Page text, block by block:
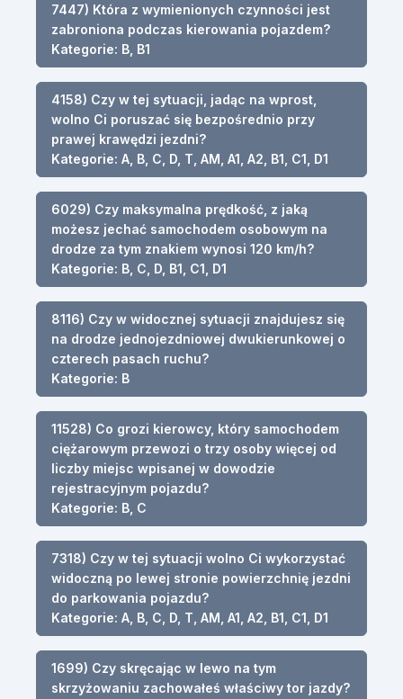
7447) Która z wymienionych czynności jest
zabroniona podczas kierowania pojazdem?
Kategorie: B, B1
4158) Czy w tej sytuacji, jadąc na wprost,
wolno Ci poruszać się bezpośrednio przy
prawej krawędzi jezdni?
Kategorie: A, B, C, D, T, AM, A1, A2, B1, C1, D1
6029) Czy maksymalna prędkość, z jaką
możesz jechać samochodem osobowym na
drodze za tym znakiem wynosi 120 km/h?
Kategorie: B, C, D, B1, C1, D1
8116) Czy w widocznej sytuacji znajdujesz się
na drodze jednojezdniowej dwukierunkowej o
czterech pasach ruchu?
Kategorie: B
11528) Co grozi kierowcy, który samochodem
ciężarowym przewozi o trzy osoby więcej od
liczby miejsc wpisanej w dowodzie
rejestracyjnym pojazdu?
Kategorie: B, C
7318) Czy w tej sytuacji wolno Ci wykorzystać
widoczną po lewej stronie powierzchnię jezdni
do parkowania pojazdu?
Kategorie: A, B, C, D, T, AM, A1, A2, B1, C1, D1
1699) Czy skręcając w lewo na tym
skrzyżowaniu zachowałeś właściwy tor jazdy?